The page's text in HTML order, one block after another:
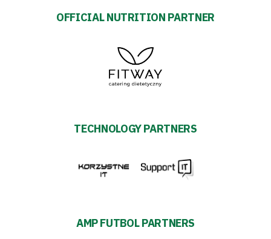
OFFICIAL NUTRITION PARTNER
TECHNOLOGY PARTNERS
AMP FUTBOL PARTNERS